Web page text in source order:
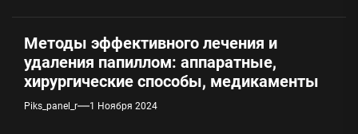
Методы эффективного лечения и
удаления папиллом: аппаратные,
хирургические способы, медикаменты
Piks_panel_r 1 Ноября 2024